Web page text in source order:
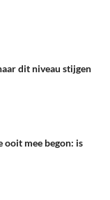
dit niveau stijgen
ooit mee begon: is